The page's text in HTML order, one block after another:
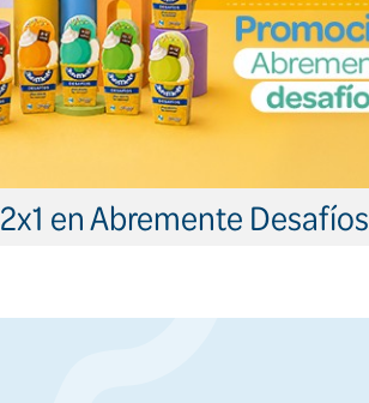
2x1 en Abremente Desafíos